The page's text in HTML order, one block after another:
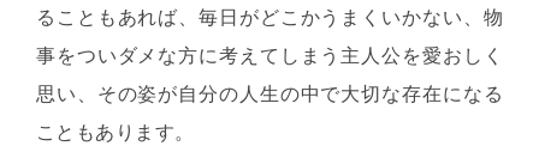
ることもあれば、毎日がどこかうまくいかない、物
事をついダメな方に考えてしまう主人公を愛おしく
思い、その姿が自分の人生の中で大切な存在になる
こともあります。